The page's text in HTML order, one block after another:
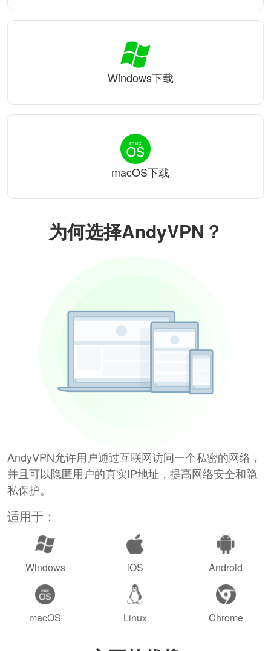
为何选择AndyVPN？
AndyVPN允许用户通过互联网访问一个私密的网络，
并且可以隐匿用户的真实IP地址，提高网络安全和隐
私保护。
适用于：
Windows iOS Android
macOS Linux Chrome
Windows下载
macOS下载